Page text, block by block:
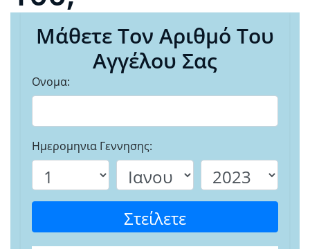
Μάθετε Τον Αριθμό Του
Αγγέλου Σας
Ονομα:
Ημερομηνια Γεννησης:
Στείλετε